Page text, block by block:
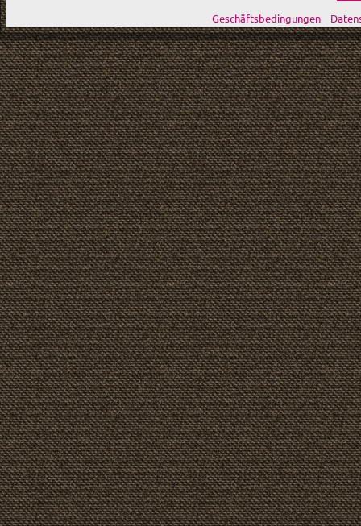
Geschäftsbedingungen